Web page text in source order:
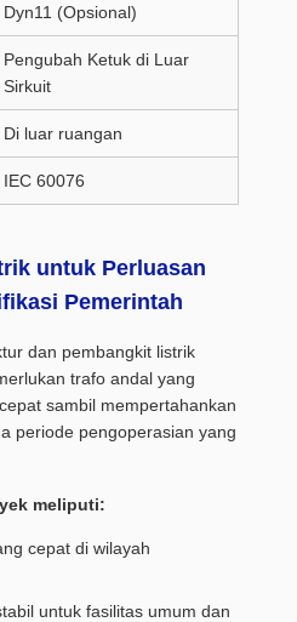
Dyn11 (Opsional)
Pengubah Ketuk di Luar
Sirkuit
Di luar ruangan
IEC 60076
untuk Perluasan
Pemerintah
dan pembangkit listrik
trafo andal yang
sambil mempertahankan
periode pengoperasian yang
meliputi:
cepat di wilayah
untuk fasilitas umum dan